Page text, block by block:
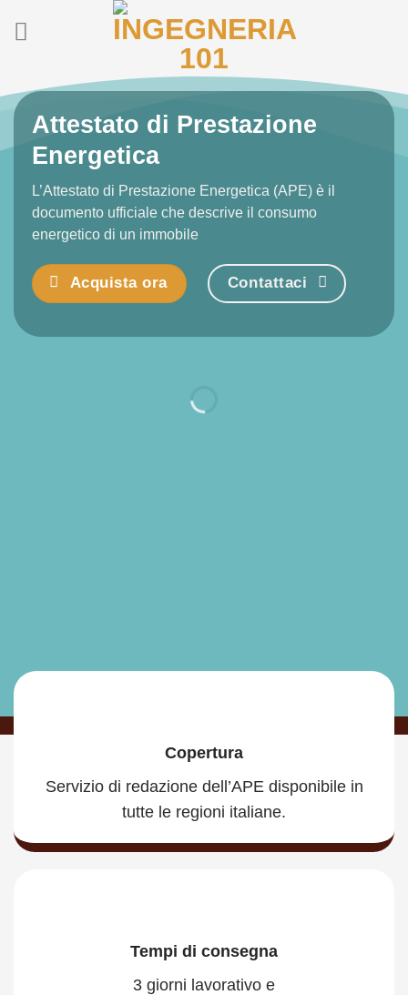
Attestato di Prestazione
Energetica
L’Attestato di Prestazione Energetica (APE) è il
documento ufficiale che descrive il consumo
energetico di un immobile
Acquista ora Contattaci
Certificazioni Energetiche
Copertura
Servizio di redazione dell’APE disponibile in
tutte le regioni italiane.
Tempi di consegna
3 giorni lavorativo e